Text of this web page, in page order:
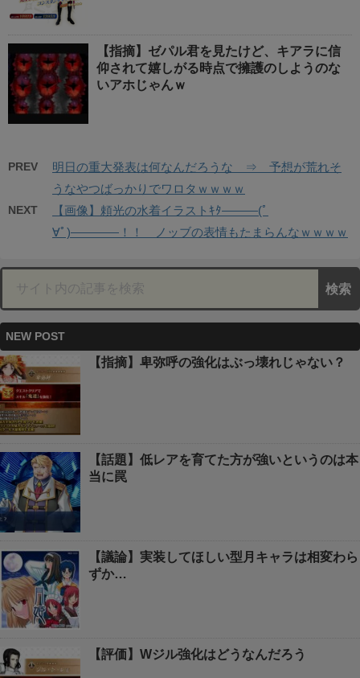
【指摘】ゼパル君を見たけど、キアラに信
仰されて嬉しがる時点で擁護のしようのな
いアホじゃんｗ
PREV
明日の重大発表は何なんだろうな ⇒ 予想が荒れそ
うなやつばっかりでワロタｗｗｗｗ
NEXT
【画像】頼光の水着イラストｷﾀ―――(ﾟ
∀ﾟ)――――！！ ノッブの表情もたまらんなｗｗｗｗ
NEW POST
【指摘】卑弥呼の強化はぶっ壊れじゃない？
【話題】低レアを育てた方が強いというのは本
当に罠
【議論】実装してほしい型月キャラは相変わら
ずか…
【評価】Wジル強化はどうなんだろう